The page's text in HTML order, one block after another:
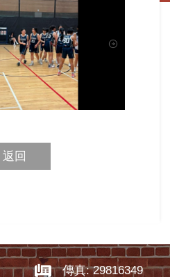
返回
傳真: 29816349